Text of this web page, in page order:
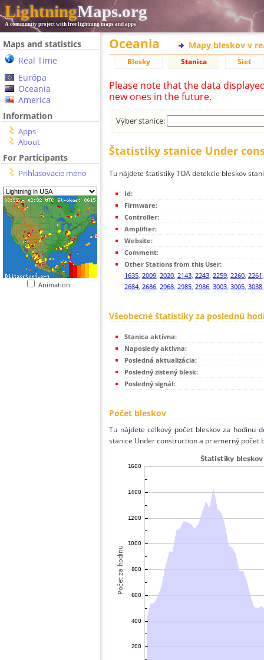
LightningMaps.org
A community project with free lightning maps and apps
Maps and statistics
Real Time
Európa
Oceania
America
Information
Apps
About
For Participants
Prihlasovacie meno
Animation
Oceania Mapy bleskov v
Blesky Stanica Sieť
Please note that the data
new ones in the future.
Výber stanice:
Štatistiky stanice Under
Tu nájdete štatistiky TOA detekcie bleskov
Id:
Firmware:
Controller:
Amplifier:
Website:
Comment:
Other Stations from this User:
1635, 2009, 2020, 2143, 2243, 2259, 2260, 2261
2684, 2686, 2968, 2985, 2986, 3003, 3005, 3038
Všeobecné štatistiky za poslednú
Stanica aktívna:
Naposledy aktivna:
Posledná aktualizácia:
Posledný zistený blesk:
Posledný signál:
Počet bleskov
Tu nájdete celkový počet bleskov za hodinu
stanice Under construction a priemerný počet